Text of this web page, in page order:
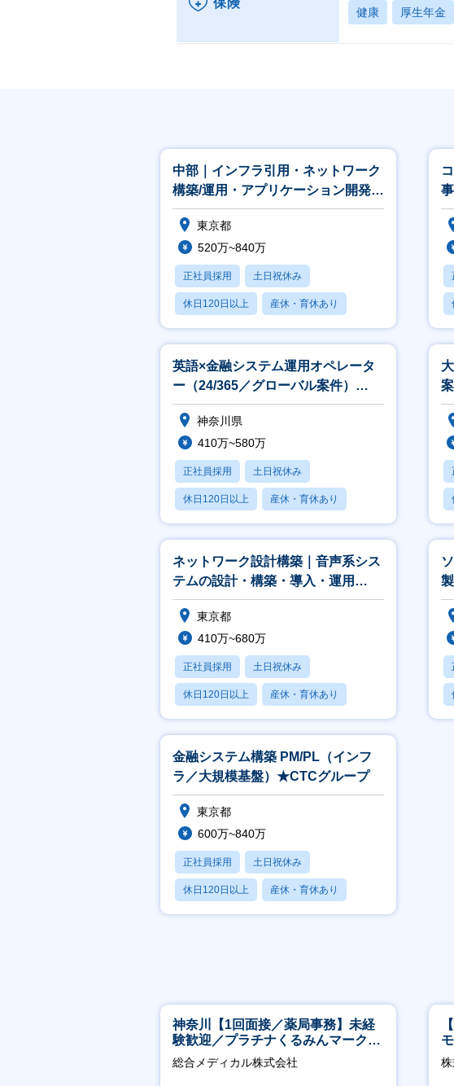
保険
健康 厚生年金
中部｜インフラ引用・ネットワーク
構築/運用・アプリケーション開発
★CTCグループ
東京都
520万~840万
正社員採用 土日祝休み
休日120日以上 産休・育休あり
賞与あり
英語×金融システム運用オペレータ
ー（24/365／グローバル案件）
★CTCグループ
神奈川県
410万~580万
正社員採用 土日祝休み
休日120日以上 産休・育休あり
月残業20時間以内
ネットワーク設計構築｜音声系シス
テムの設計・構築・導入・運用
（Cisco／Genesys Cloud
東京都
410万~680万
正社員採用 土日祝休み
休日120日以上 産休・育休あり
月残業20時間以内
金融システム構築 PM/PL（インフ
ラ／大規模基盤）★CTCグループ
東京都
600万~840万
正社員採用 土日祝休み
休日120日以上 産休・育休あり
賞与あり
神奈川【1回面接／薬局事務】未経
験歓迎／プラチナくるみんマーク取
得／月平均残業13h／年休126日
総合メディカル株式会社